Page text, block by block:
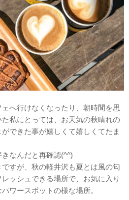
へ行けなくなったり、朝時間を思
私にとっては、お天気の秋晴れの
できた事が嬉しくて嬉しくてたま
なんだと再確認(^^)
すが、秋の軽井沢も夏とは風の匂
ッシュできる場所で、お気に入り
ワースポットの様な場所。